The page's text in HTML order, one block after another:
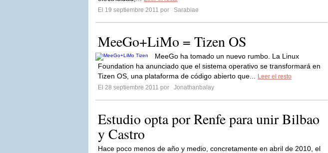
El 19 septiembre 2011 por
Sarabiae
MeeGo+LiMo = Tizen OS
MeeGo ha tomado un nuevo rumbo. La Linux
Foundation ha anunciado que el sistema operativo se transformará en
Tizen OS, una plataforma de código abierto que...
Leer el resto
El 28 septiembre 2011 por
Jonathanbalay
Estudio opta por Renfe para unir Bilbao
y Castro
Hace poco menos de año y medio, concretamente en abril de 2010, el